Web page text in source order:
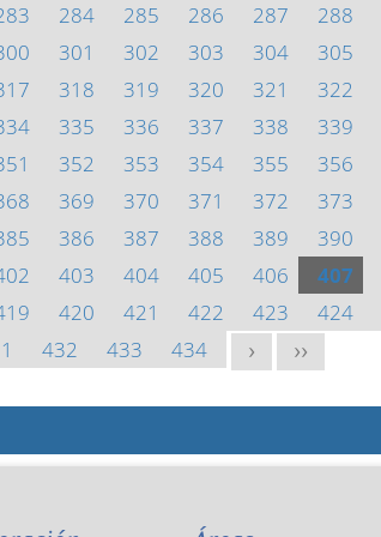
284 285 286 287 288
301 302 303 304 305
318 319 320 321 322
335 336 337 338 339
352 353 354 355 356
369 370 371 372 373
386 387 388 389 390
403 404 405 406 407
420 421 422 423 424
432 433 434 > >>